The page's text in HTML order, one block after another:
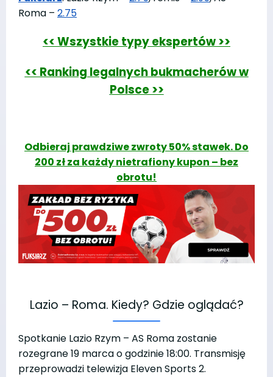
Roma – 2.75
<< Wszystkie typy ekspertów >>
<< Ranking legalnych bukmacherów w
Polsce >>
Odbieraj prawdziwe zwroty 50% stawek. Do
200 zł za każdy nietrafiony kupon – bez
obrotu!
Lazio – Roma. Kiedy? Gdzie oglądać?
Spotkanie Lazio Rzym – AS Roma zostanie
rozegrane 19 marca o godzinie 18:00. Transmisję
przeprowadzi telewizja Eleven Sports 2.